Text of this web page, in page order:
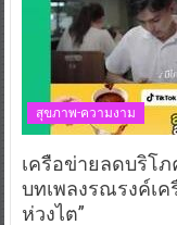
สุขภาพ-ความงาม
เครือข่ายลดบริโ
บทเพลงรณรงค์เค
ห่วงไต”